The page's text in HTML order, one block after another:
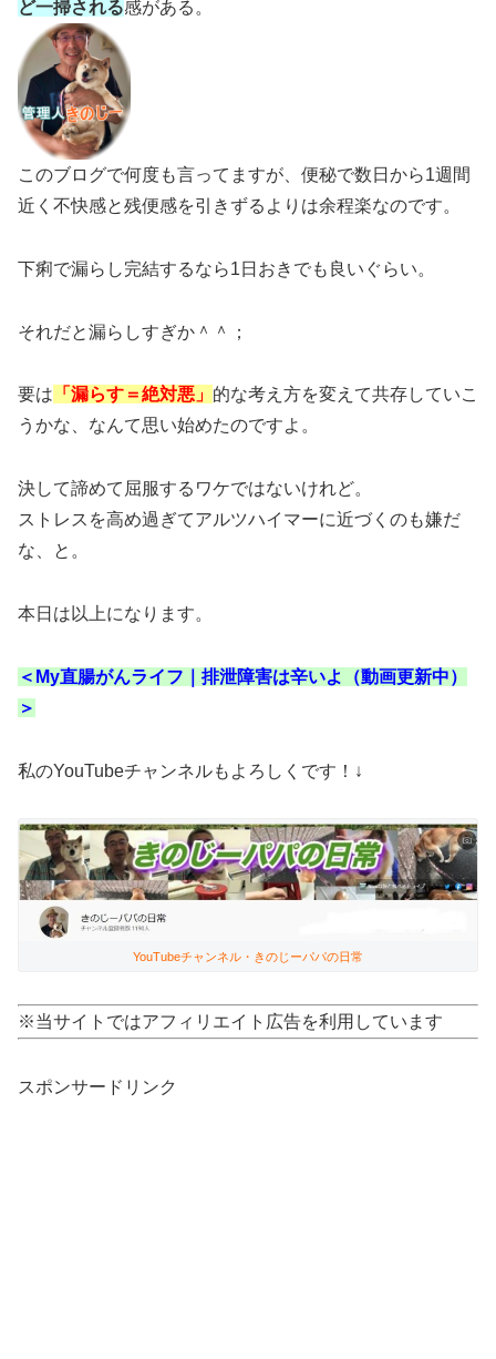
ど一掃される感がある。
このブログで何度も言ってますが、便秘で数日から1週間
近く不快感と残便感を引きずるよりは余程楽なのです。
下痢で漏らし完結するなら1日おきでも良いぐらい。
それだと漏らしすぎか＾＾；
要は 「漏らす＝絶対悪」 的な考え方を変えて共存していこ
うかな、なんて思い始めたのですよ。
決して諦めて屈服するワケではないけれど。
ストレスを高め過ぎてアルツハイマーに近づくのも嫌だ
な、と。
本日は以上になります。
＜My直腸がんライフ｜排泄障害は辛いよ（動画更新中）
＞
私のYouTubeチャンネルもよろしくです！↓
YouTubeチャンネル・きのじーパパの日常
※当サイトではアフィリエイト広告を利用しています
スポンサードリンク